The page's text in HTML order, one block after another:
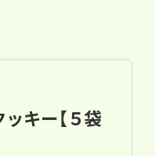
キー【５袋